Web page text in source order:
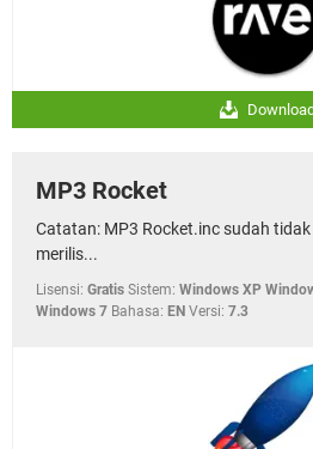
Download
MP3 Rocket
Catatan: MP3 Rocket.inc sudah
merilis...
Lisensi: Gratis Sistem: Windows XP
Windows 7 Bahasa: EN Versi: 7.3